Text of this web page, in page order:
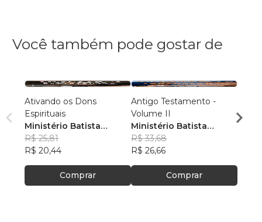
Você também pode gostar de
Ativando os Dons
Espirituais
Ministério Batista
Ebenézer
R$ 25,81
R$ 20,44
Comprar
Antigo Testamento -
Volume II
Ministério Batista
Ebenézer
R$ 33,68
R$ 26,66
Comprar
R$